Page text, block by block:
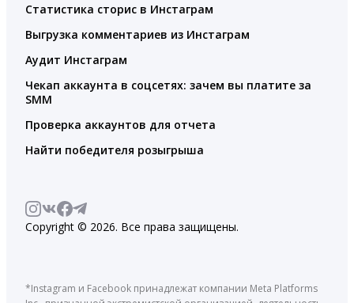
Статистика сторис в Инстаграм
Выгрузка комментариев из Инстаграм
Аудит Инстаграм
Чекап аккаунта в соцсетях: зачем вы платите за
SMM
Проверка аккаунтов для отчета
Найти победителя розыгрыша
Copyright © 2026. Все права защищены.
*Instagram и Facebook принадлежат компании Meta Platforms